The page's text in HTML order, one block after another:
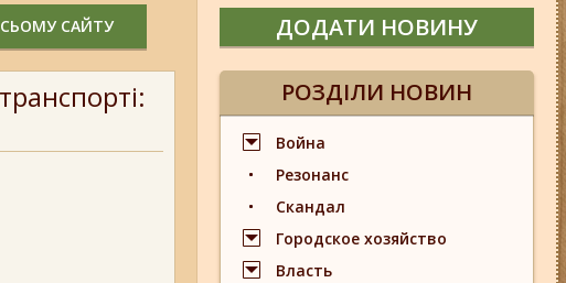
САЙТУ ДОДАТИ НОВИНУ
РОЗДІЛИ НОВИН
Война
Резонанс
Скандал
Городское хозяйство
Власть